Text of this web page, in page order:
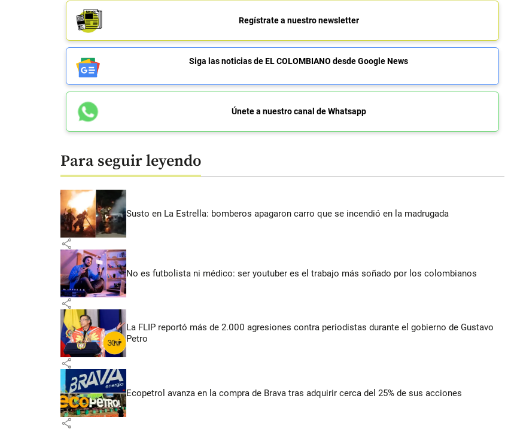
Regístrate a nuestro newsletter
Siga las noticias de EL COLOMBIANO desde Google News
Únete a nuestro canal de Whatsapp
Para seguir leyendo
Susto en La Estrella: bomberos apagaron carro que se incendió en la madrugada
share
No es futbolista ni médico: ser youtuber es el trabajo más soñado por los colombianos
share
La FLIP reportó más de 2.000 agresiones contra periodistas durante el gobierno de Gustavo
Petro
share
Ecopetrol avanza en la compra de Brava tras adquirir cerca del 25% de sus acciones
share